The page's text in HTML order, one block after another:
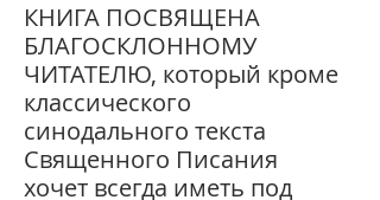
КНИГА ПОСВЯЩЕНА
БЛАГОСКЛОННОМУ
ЧИТАТЕЛЮ, который кроме
классического
синодального текста
Священного Писания
хочет всегда иметь под